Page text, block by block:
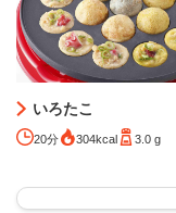
いろたこ
20分 304kcal 3.0 g